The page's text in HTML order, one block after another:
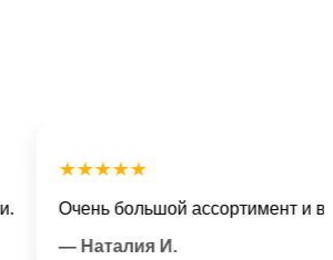
★★★★★
Очень большой ассортимент и
— Наталия И.